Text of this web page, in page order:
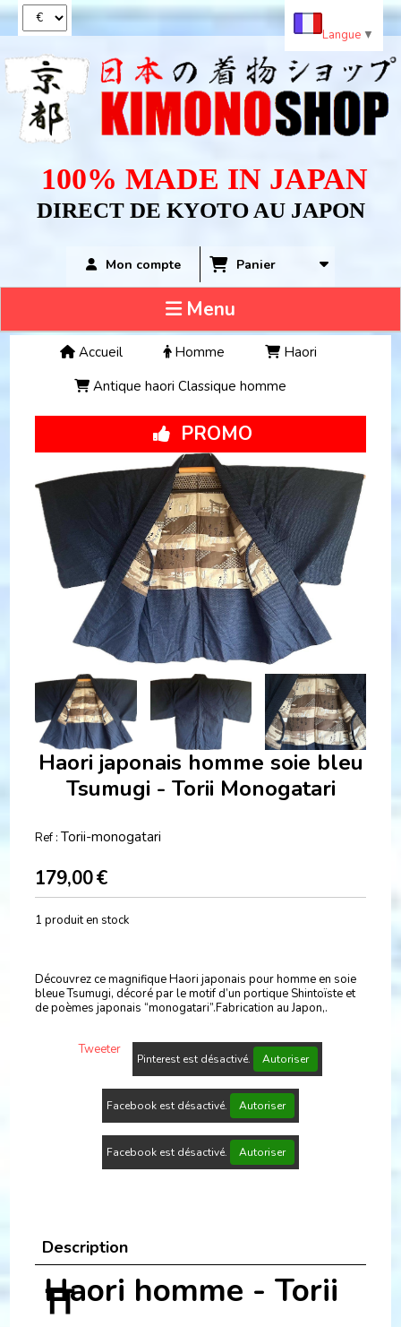
100% MADE IN JAPAN
DIRECT DE KYOTO AU JAPON
Mon compte Panier
Menu
Accueil Homme
Haori
Antique haori Classique homme
Haori japonais homme soie bleu Tsumugi - Torii
Monogatari
PROMO
Haori japonais homme soie bleu
Tsumugi - Torii Monogatari
Ref : Torii-monogatari
179,00€
1 produit en stock
Découvrez ce magnifique Haori japonais pour homme en soie
bleue Tsumugi, décoré par le motif d’un portique Shintoïste et
de poèmes japonais “monogatari”.Fabrication au Japon,.
Tweeter
Pinterest est désactivé. Autoriser
Facebook est désactivé. Autoriser
Facebook est désactivé. Autoriser
Description
Haori homme - Torii
⛩️
Langue ▼
Panneau de gestion des cookies